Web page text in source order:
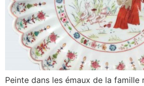
Peinte dans les émaux de la famille